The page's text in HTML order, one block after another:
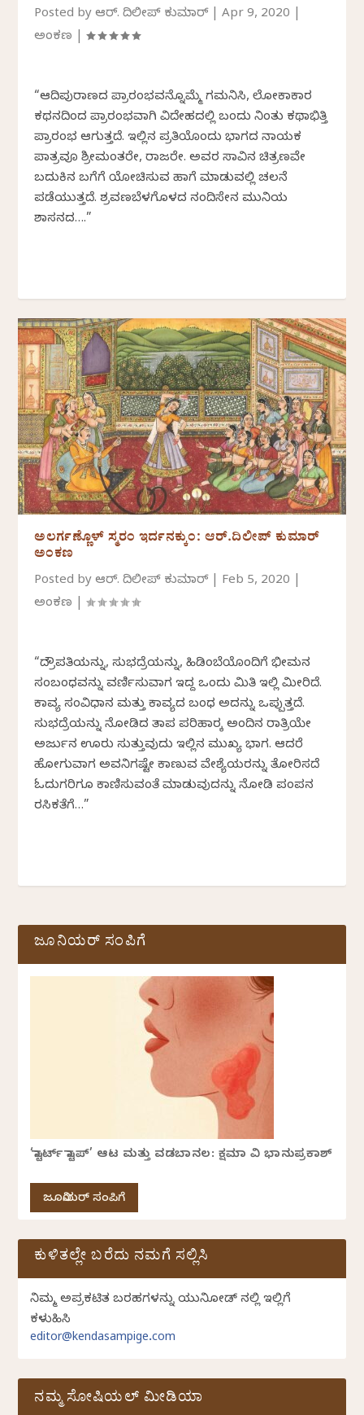
Posted byಆರ್. ದಿಲೀಪ್ ಕುಮಾರ್|Apr 9, 2020
ಅಂಕಣ |
“ಆದಿಪುರಾಣದ ಪ್ರಾರಂಭವನ್ನೊಮ್ಮೆ ಗಮನಿಸಿ, ಲೋಕಾಕಾರ
ಕಥನದಿಂದ ಪ್ರಾರಂಭವಾಗಿ ವಿದೇಹದಲ್ಲಿ ಬಂದು ನಿಂತು ಕಥಾಭಿತ್ತಿ
ಪ್ರಾರಂಭ ಆಗುತ್ತದೆ. ಇಲ್ಲಿನ ಪ್ರತಿಯೊಂದು ಭಾಗದ ನಾಯಕ
ಪಾತ್ರವೂ ಶ್ರೀಮಂತರೇ, ರಾಜರೇ. ಅವರ ಸಾವಿನ ಚಿತ್ರಣವೇ
ಬದುಕಿನ ಬಗೆಗೆ ಯೋಚಿಸುವ ಹಾಗೆ ಮಾಡುವಲ್ಲಿ ಚಲನೆ
ಪಡೆಯುತ್ತದೆ. ಶ್ರವಣಬೆಳಗೊಳದ ನಂದಿಸೇನ ಮುನಿಯ
ಶಾಸನದ….”
ಅಲರ್ಗಣ್ಣೊಳ್ ಸ್ಮರಂ ಇರ್ದನಕ್ಕುಂ: ಆರ್.ದಿಲೀಪ್ ಕುಮಾರ್
ಅಂಕಣ
Posted byಆರ್. ದಿಲೀಪ್ ಕುಮಾರ್ Feb 5, 2020
ಅಂಕಣ |
“ದ್ರೌಪತಿಯನ್ನು, ಸುಭದ್ರೆಯನ್ನು, ಹಿಡಿಂಬೆಯೊಂದಿಗೆ ಭೀಮನ
ಸಂಬಂಧವನ್ನು ವರ್ಣಿಸುವಾಗ ಇದ್ದ ಒಂದು ಮಿತಿ ಇಲ್ಲಿ ಮೀರಿದೆ.
ಕಾವ್ಯ ಸಂವಿಧಾನ ಮತ್ತು ಕಾವ್ಯದ ಬಂಧ ಅದನ್ನು ಒಪ್ಪುತ್ತದೆ.
ಸುಭದ್ರೆಯನ್ನು ನೋಡಿದ ತಾಪ ಪರಿಹಾರಕ್ಕೆ ಅಂದಿನ ರಾತ್ರಿಯೇ
ಅರ್ಜುನ ಊರು ಸುತ್ತುವುದು ಇಲ್ಲಿನ ಮುಖ್ಯ ಭಾಗ. ಆದರೆ
ಹೋಗುವಾಗ ಅವನಿಗಷ್ಟೇ ಕಾಣುವ ವೇಶ್ಯೆಯರನ್ನು ತೋರಿಸದೆ
ಓದುಗರಿಗೂ ಕಾಣಿಸುವಂತೆ ಮಾಡುವುದನ್ನು ನೋಡಿ ಪಂಪನ
ರಸಿಕತೆಗೆ…”
ಜೂನಿಯರ್ ಸಂಪಿಗೆ
‘ಸ್ಟಾರ್ಟ್ ಸ್ಟಾಪ್’ ಆಟ ಮತ್ತು ವಡಬಾನಲ: ಕ್ಷಮಾ ವಿ ಭಾನುಪ್ರಕಾಶ್
ಜೂನಿಯರ್ ಸಂಪಿಗೆ
ಕುಳಿತಲ್ಲೇ ಬರೆದು ನಮಗೆ ಸಲ್ಲಿಸಿ
ನಿಮ್ಮ ಅಪ್ರಕಟಿತ ಬರಹಗಳನ್ನು ಯುನಿಕೋಡ್ ನಲ್ಲಿ ಇಲ್ಲಿಗೆ
ಕಳುಹಿಸಿ
editor@kendasampige.com
ನಮ್ಮ ಸೋಷಿಯಲ್‌ ಮೀಡಿಯಾ